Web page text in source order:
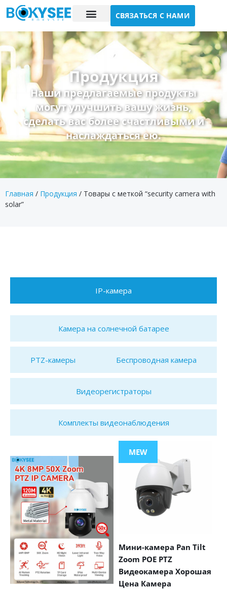
СВЯЗАТЬСЯ С НАМИ
Продукция
Наши предлагаемые продукты
могут улучшить вашу жизнь,
сделать вас более счастливыми и
наслаждаться ею.
Главная / Продукция / Товары с меткой “security camera with
solar”
IP-камера
Камера на солнечной батарее
PTZ-камеры Беспроводная камера
Видеорегистраторы
Комплекты видеонаблюдения
MEW
Мини-камера Pan Tilt
Zoom POE PTZ
Видеокамера Хорошая
Цена Камера